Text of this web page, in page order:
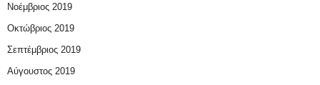
Νοέμβριος 2019
Οκτώβριος 2019
Σεπτέμβριος 2019
Αύγουστος 2019